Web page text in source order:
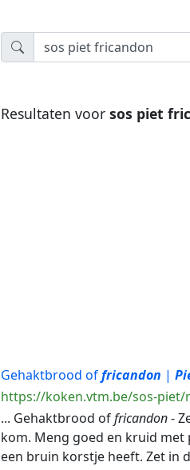
Resultaten voor sos piet
Gehaktbrood offricandon |
https://koken.vtm.be/sos-
... Gehaktbrood offricandon-
kom. Meng goed en kruid met
een bruin korstje heeft. Zet in